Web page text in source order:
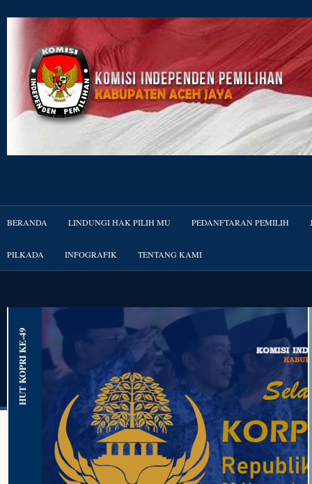
BERANDA LINDUNGI HAK PILIH MU PEDANFTARAN PEMILIH
PILKADA INFOGRAFIK TENTANG KAMI
HUT KOPRI KE-49